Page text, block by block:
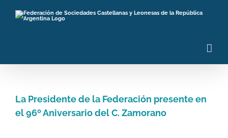
La Presidente de la Federación presente en
el 96º Aniversario del C. Zamorano